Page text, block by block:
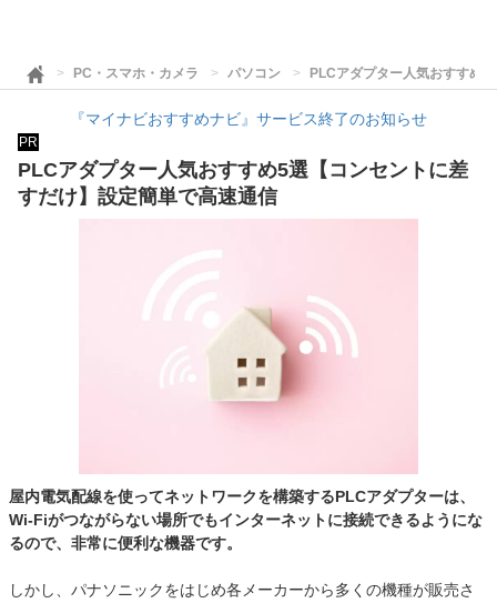
PC・スマホ・カメラ パソコン PLCアダプター人気おすすめ
『マイナビおすすめナビ』サービス終了のお知らせ
PR
PLCアダプター人気おすすめ5選【コンセントに差
すだけ】設定簡単で高速通信
屋内電気配線を使ってネットワークを構築するPLCアダプターは、
Wi-Fiがつながらない場所でもインターネットに接続できるようにな
るので、非常に便利な機器です。
しかし、パナソニックをはじめ各メーカーから多くの機種が販売さ